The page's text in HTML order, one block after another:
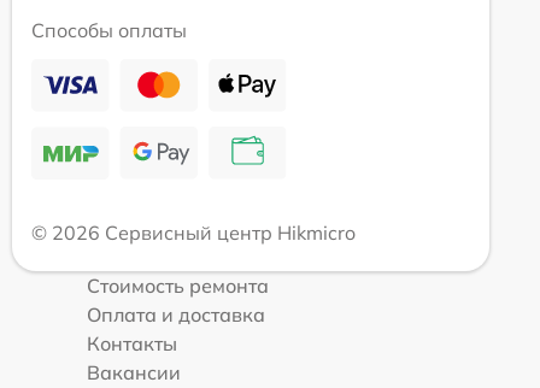
Способы оплаты
© 2026 Сервисный центр Hikmicro
Стоимость ремонта
Оплата и доставка
Контакты
Вакансии